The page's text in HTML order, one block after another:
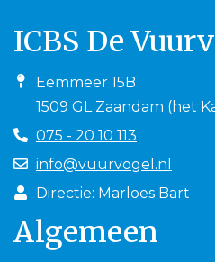
ICBS De
Eemmeer 15B
1509 GL Zaandam (het
075 - 20 10 113
info@vuurvogel.nl
Directie: Marloes Bart
Algemeen